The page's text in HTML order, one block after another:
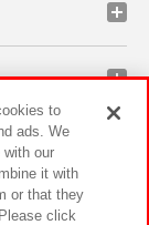
to
ads. We
with our
it with
or that they
click